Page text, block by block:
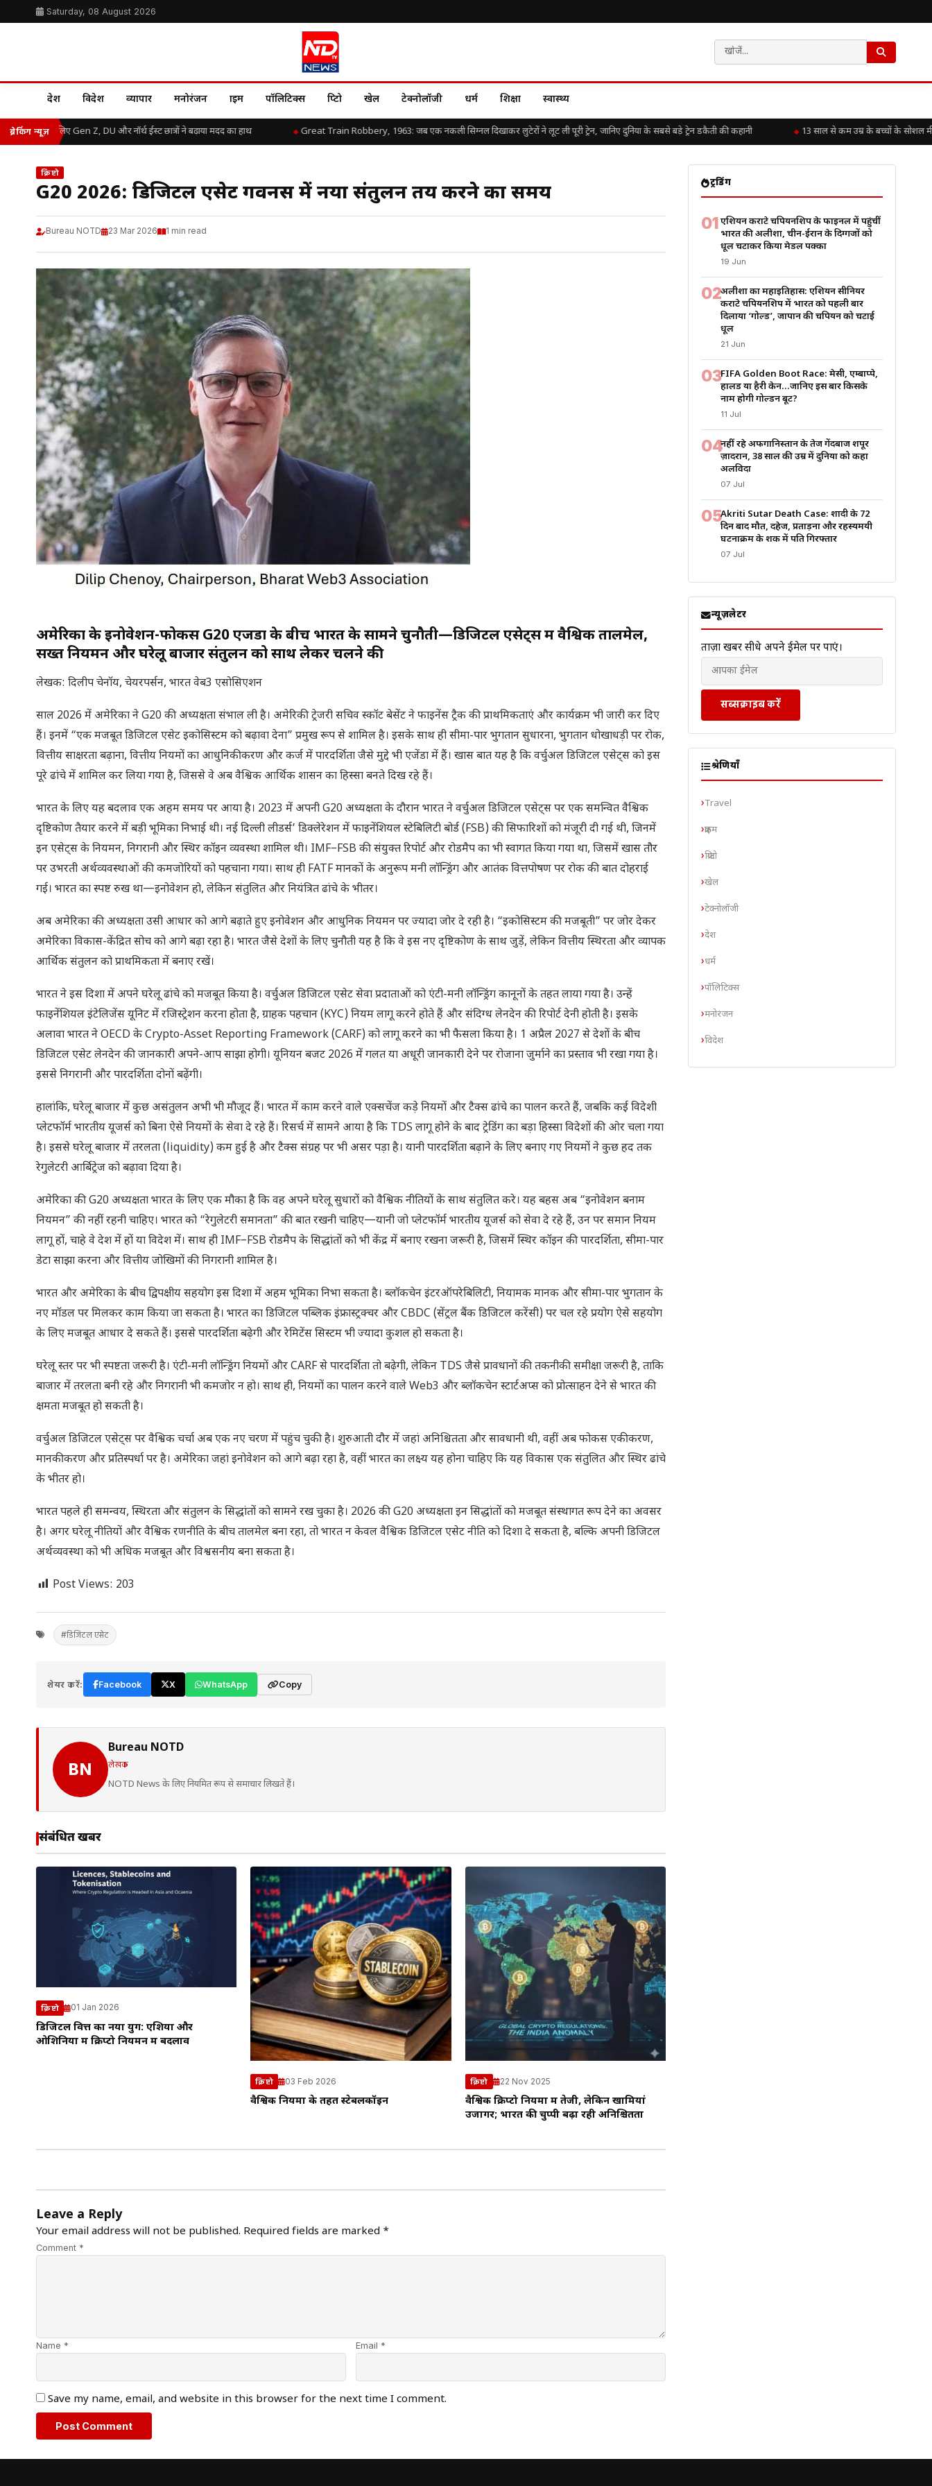
Saturday, 08 August 2026
देश विदेश व्यापार मनोरंजन क्राइम पॉलिटिक्स क्रिप्टो खेल टेक्नोलॉजी धर्म शिक्षा स्वास्थ्य
ब्रेकिंग न्यूज़
राहत के लिए Gen Z, DU और नॉर्थ ईस्ट छात्रों ने बढ़ाया मदद का हाथ Great Train Robbery, 1963: जब एक नकली सिग्नल दिखाकर लुटेरों ने लूट ली पूरी ट्रेन, जानिए दुनिया के सबसे बड़े ट्रेन डकैती की कहानी 13 साल से कम उम्र के बच्चों के सोशल
क्रिप्टो
G20 2026: डिजिटल एसेट गवर्नेंस में नया संतुलन तय करने का समय
Bureau NOTD 23 Mar 2026 1 min read
अमेरिका के इनोवेशन-फोकस G20 एजेंडा के बीच भारत के सामने चुनौती—डिजिटल एसेट्स में वैश्विक तालमेल,
सख्त नियमन और घरेलू बाजार संतुलन को साथ लेकर चलने की
लेखक: दिलीप चेनॉय, चेयरपर्सन, भारत वेब3 एसोसिएशन
साल 2026 में अमेरिका ने G20 की अध्यक्षता संभाल ली है। अमेरिकी ट्रेजरी सचिव स्कॉट बेसेंट ने फाइनेंस ट्रैक की प्राथमिकताएं और कार्यक्रम भी जारी कर दिए
हैं। इनमें “एक मजबूत डिजिटल एसेट इकोसिस्टम को बढ़ावा देना” प्रमुख रूप से शामिल है। इसके साथ ही सीमा-पार भुगतान सुधारना, भुगतान धोखाधड़ी पर रोक,
वित्तीय साक्षरता बढ़ाना, वित्तीय नियमों का आधुनिकीकरण और कर्ज में पारदर्शिता जैसे मुद्दे भी एजेंडा में हैं। खास बात यह है कि वर्चुअल डिजिटल एसेट्स को इस
पूरे ढांचे में शामिल कर लिया गया है, जिससे वे अब वैश्विक आर्थिक शासन का हिस्सा बनते दिख रहे हैं।
भारत के लिए यह बदलाव एक अहम समय पर आया है। 2023 में अपनी G20 अध्यक्षता के दौरान भारत ने वर्चुअल डिजिटल एसेट्स पर एक समन्वित वैश्विक
दृष्टिकोण तैयार करने में बड़ी भूमिका निभाई थी। नई दिल्ली लीडर्स’ डिक्लेरेशन में फाइनेंशियल स्टेबिलिटी बोर्ड (FSB) की सिफारिशों को मंजूरी दी गई थी, जिनमें
इन एसेट्स के नियमन, निगरानी और स्थिर कॉइन व्यवस्था शामिल थी। IMF–FSB की संयुक्त रिपोर्ट और रोडमैप का भी स्वागत किया गया था, जिसमें खास तौर
पर उभरती अर्थव्यवस्थाओं की कमजोरियों को पहचाना गया। साथ ही FATF मानकों के अनुरूप मनी लॉन्ड्रिंग और आतंक वित्तपोषण पर रोक की बात दोहराई
गई। भारत का स्पष्ट रुख था—इनोवेशन हो, लेकिन संतुलित और नियंत्रित ढांचे के भीतर।
अब अमेरिका की अध्यक्षता उसी आधार को आगे बढ़ाते हुए इनोवेशन और आधुनिक नियमन पर ज्यादा जोर दे रही है। “इकोसिस्टम की मजबूती” पर जोर देकर
अमेरिका विकास-केंद्रित सोच को आगे बढ़ा रहा है। भारत जैसे देशों के लिए चुनौती यह है कि वे इस नए दृष्टिकोण के साथ जुड़ें, लेकिन वित्तीय स्थिरता और व्यापक
आर्थिक संतुलन को प्राथमिकता में बनाए रखें।
भारत ने इस दिशा में अपने घरेलू ढांचे को मजबूत किया है। वर्चुअल डिजिटल एसेट सेवा प्रदाताओं को एंटी-मनी लॉन्ड्रिंग कानूनों के तहत लाया गया है। उन्हें
फाइनेंशियल इंटेलिजेंस यूनिट में रजिस्ट्रेशन करना होता है, ग्राहक पहचान (KYC) नियम लागू करने होते हैं और संदिग्ध लेनदेन की रिपोर्ट देनी होती है। इसके
अलावा भारत ने OECD के Crypto-Asset Reporting Framework (CARF) को लागू करने का भी फैसला किया है। 1 अप्रैल 2027 से देशों के बीच
डिजिटल एसेट लेनदेन की जानकारी अपने-आप साझा होगी। यूनियन बजट 2026 में गलत या अधूरी जानकारी देने पर रोजाना जुर्माने का प्रस्ताव भी रखा गया है।
इससे निगरानी और पारदर्शिता दोनों बढ़ेंगी।
हालांकि, घरेलू बाजार में कुछ असंतुलन अभी भी मौजूद हैं। भारत में काम करने वाले एक्सचेंज कड़े नियमों और टैक्स ढांचे का पालन करते हैं, जबकि कई विदेशी
प्लेटफॉर्म भारतीय यूजर्स को बिना ऐसे नियमों के सेवा दे रहे हैं। रिसर्च में सामने आया है कि TDS लागू होने के बाद ट्रेडिंग का बड़ा हिस्सा विदेशों की ओर चला गया
है। इससे घरेलू बाजार में तरलता (liquidity) कम हुई है और टैक्स संग्रह पर भी असर पड़ा है। यानी पारदर्शिता बढ़ाने के लिए बनाए गए नियमों ने कुछ हद तक
रेगुलेटरी आर्बिट्रेज को बढ़ावा दिया है।
अमेरिका की G20 अध्यक्षता भारत के लिए एक मौका है कि वह अपने घरेलू सुधारों को वैश्विक नीतियों के साथ संतुलित करे। यह बहस अब “इनोवेशन बनाम
नियमन” की नहीं रहनी चाहिए। भारत को “रेगुलेटरी समानता” की बात रखनी चाहिए—यानी जो प्लेटफॉर्म भारतीय यूजर्स को सेवा दे रहे हैं, उन पर समान नियम
लागू हों, चाहे वे देश में हों या विदेश में। साथ ही IMF–FSB रोडमैप के सिद्धांतों को भी केंद्र में बनाए रखना जरूरी है, जिसमें स्थिर कॉइन की पारदर्शिता, सीमा-पार
डेटा साझा करना और वित्तीय जोखिमों की निगरानी शामिल है।
भारत और अमेरिका के बीच द्विपक्षीय सहयोग इस दिशा में अहम भूमिका निभा सकता है। ब्लॉकचेन इंटरऑपरेबिलिटी, नियामक मानक और सीमा-पार भुगतान के
नए मॉडल पर मिलकर काम किया जा सकता है। भारत का डिजिटल पब्लिक इंफ्रास्ट्रक्चर और CBDC (सेंट्रल बैंक डिजिटल करेंसी) पर चल रहे प्रयोग ऐसे सहयोग
के लिए मजबूत आधार दे सकते हैं। इससे पारदर्शिता बढ़ेगी और रेमिटेंस सिस्टम भी ज्यादा कुशल हो सकता है।
घरेलू स्तर पर भी स्पष्टता जरूरी है। एंटी-मनी लॉन्ड्रिंग नियमों और CARF से पारदर्शिता तो बढ़ेगी, लेकिन TDS जैसे प्रावधानों की तकनीकी समीक्षा जरूरी है, ताकि
बाजार में तरलता बनी रहे और निगरानी भी कमजोर न हो। साथ ही, नियमों का पालन करने वाले Web3 और ब्लॉकचेन स्टार्टअप्स को प्रोत्साहन देने से भारत की
क्षमता मजबूत हो सकती है।
वर्चुअल डिजिटल एसेट्स पर वैश्विक चर्चा अब एक नए चरण में पहुंच चुकी है। शुरुआती दौर में जहां अनिश्चितता और सावधानी थी, वहीं अब फोकस एकीकरण,
मानकीकरण और प्रतिस्पर्धा पर है। अमेरिका जहां इनोवेशन को आगे बढ़ा रहा है, वहीं भारत का लक्ष्य यह होना चाहिए कि यह विकास एक संतुलित और स्थिर ढांचे
के भीतर हो।
भारत पहले ही समन्वय, स्थिरता और संतुलन के सिद्धांतों को सामने रख चुका है। 2026 की G20 अध्यक्षता इन सिद्धांतों को मजबूत संस्थागत रूप देने का अवसर
है। अगर घरेलू नीतियों और वैश्विक रणनीति के बीच तालमेल बना रहा, तो भारत न केवल वैश्विक डिजिटल एसेट नीति को दिशा दे सकता है, बल्कि अपनी डिजिटल
अर्थव्यवस्था को भी अधिक मजबूत और विश्वसनीय बना सकता है।
Post Views: 203
#डिजिटल एसेट
शेयर करें: Facebook X WhatsApp Copy
BN
Bureau NOTD
लेखक
NOTD News के लिए नियमित रूप से समाचार लिखते हैं।
संबंधित खबरें
क्रिप्टो 01 Jan 2026
डिजिटल वित्त का नया युग: एशिया और
ओशिनिया में क्रिप्टो नियमन में बदलाव
क्रिप्टो 03 Feb 2026
वैश्विक नियमों के तहत स्टेबलकॉइन
क्रिप्टो 22 Nov 2025
वैश्विक क्रिप्टो नियमों में तेजी, लेकिन खामियां
उजागर; भारत की चुप्पी बढ़ा रही अनिश्चितता
Leave a Reply
Your email address will not be published. Required fields are marked *
Comment *
Name * Email *
Save my name, email, and website in this browser for the next time I comment.
ट्रेंडिंग
01एशियन कराटे चैंपियनशिप के फाइनल में पहुंचीं
भारत की अलीशा, चीन-ईरान के दिग्गजों को
धूल चटाकर किया मेडल पक्का
19 Jun
02अलीशा का महाइतिहास: एशियन सीनियर
कराटे चैंपियनशिप में भारत को पहली बार
दिलाया ‘गोल्ड’, जापान की चैंपियन को चटाई
धूल
21 Jun
03FIFA Golden Boot Race: मेसी, एम्बाप्पे,
हालैंड या हैरी केन…जानिए इस बार किसके
नाम होगी गोल्डन बूट?
11 Jul
04नहीं रहे अफगानिस्तान के तेज गेंदबाज शपूर
ज़ादरान, 38 साल की उम्र में दुनिया को कहा
अलविदा
07 Jul
05Akriti Sutar Death Case: शादी के 72
दिन बाद मौत, दहेज, प्रताड़ना और रहस्यमयी
घटनाक्रम के शक में पति गिरफ्तार
07 Jul
न्यूज़लेटर
ताज़ा खबरें सीधे अपने ईमेल पर पाएं।
सब्सक्राइब करें
श्रेणियाँ
Travel
क्राइम
क्रिप्टो
खेल
टेक्नोलॉजी
देश
धर्म
पॉलिटिक्स
मनोरंजन
विदेश